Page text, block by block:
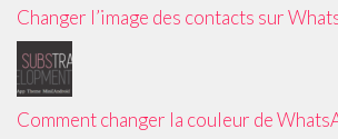
Changer l’image des contacts sur
Comment changer la couleur de